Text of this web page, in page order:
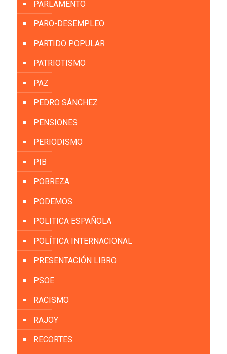
PARLAMENTO
PARO-DESEMPLEO
PARTIDO POPULAR
PATRIOTISMO
PAZ
PEDRO SÁNCHEZ
PENSIONES
PERIODISMO
PIB
POBREZA
PODEMOS
POLITICA ESPAÑOLA
POLÍTICA INTERNACIONAL
PRESENTACIÓN LIBRO
PSOE
RACISMO
RAJOY
RECORTES